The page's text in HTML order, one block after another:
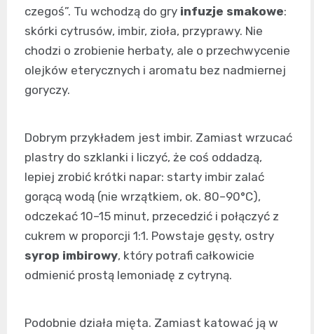
czegoś”. Tu wchodzą do gry infuzje smakowe:
skórki cytrusów, imbir, zioła, przyprawy. Nie
chodzi o zrobienie herbaty, ale o przechwycenie
olejków eterycznych i aromatu bez nadmiernej
goryczy.
Dobrym przykładem jest imbir. Zamiast wrzucać
plastry do szklanki i liczyć, że coś oddadzą,
lepiej zrobić krótki napar: starty imbir zalać
gorącą wodą (nie wrzątkiem, ok. 80–90°C),
odczekać 10–15 minut, przecedzić i połączyć z
cukrem w proporcji 1:1. Powstaje gęsty, ostry
syrop imbirowy, który potrafi całkowicie
odmienić prostą lemoniadę z cytryną.
Podobnie działa mięta. Zamiast katować ją w